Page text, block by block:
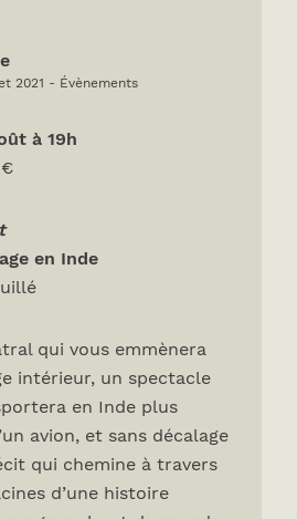
2021 - Évènements
à 19h
en Inde
qui vous emmènera
intérieur, un spectacle
en Inde plus
avion, et sans décalage
qui chemine à travers
d’une histoire